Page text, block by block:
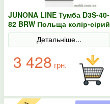
JUNONA LINE Тумба D3S-40-
82 BRW Польща колір-сірий
Детальніше...
3 428 грн.